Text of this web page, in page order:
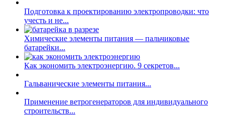
Подготовка к проектированию электропроводки: что
учесть и не...
Химические элементы питания — пальчиковые
батарейки...
Как экономить электроэнергию. 9 секретов...
Гальванические элементы питания...
Применение ветрогенераторов для индивидуального
строительств...